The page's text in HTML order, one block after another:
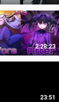
2:28:23
23:51